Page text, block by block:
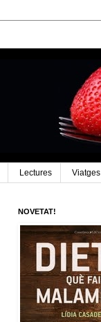
Lectures Viatges
NOVETAT!